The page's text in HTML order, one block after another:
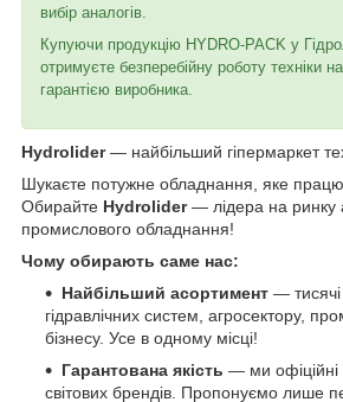
вибір аналогів.
Купуючи продукцію HYDRO-PACK у
отримуєте безперебійну роботу техніки
гарантією виробника.
Hydrolider— найбільший гіпермаркет
Шукаєте потужне обладнання, яке
Обирайте Hydrolider— лідера на ринку
промислового обладнання!
Чому обирають саме нас:
Найбільший асортимент — тисячі
гідравлічних систем, агросектору,
бізнесу. Усе в одному місці!
Гарантована якість — ми офіційні
світових брендів. Пропонуємо лише